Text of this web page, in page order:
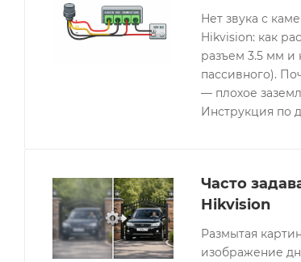
Нет звука с
Hikvision: как
разъем 3.5 мм и
пассивного).
— плохое
Инструкция по
Часто
Hikvision
Размытая
изображение